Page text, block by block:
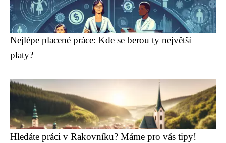
Nejlépe placené práce: Kde se berou ty největší
platy?
Hledáte práci v Rakovníku? Máme pro vás tipy!